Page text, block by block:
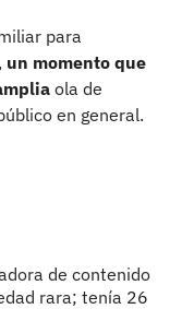
para
un momento que
ola de
en general.
de contenido
rara; tenía 26